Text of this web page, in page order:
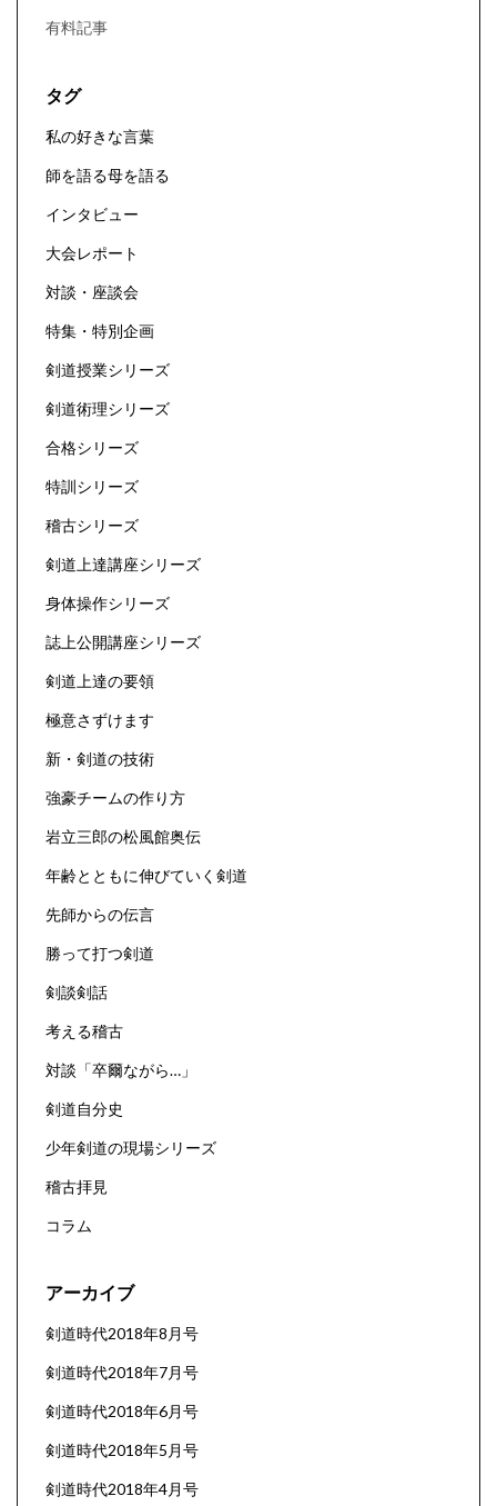
有料記事
タグ
私の好きな言葉
師を語る母を語る
インタビュー
大会レポート
対談・座談会
特集・特別企画
剣道授業シリーズ
剣道術理シリーズ
合格シリーズ
特訓シリーズ
稽古シリーズ
剣道上達講座シリーズ
身体操作シリーズ
誌上公開講座シリーズ
剣道上達の要領
極意さずけます
新・剣道の技術
強豪チームの作り方
岩立三郎の松風館奥伝
年齢とともに伸びていく剣道
先師からの伝言
勝って打つ剣道
剣談剣話
考える稽古
対談「卒爾ながら…」
剣道自分史
少年剣道の現場シリーズ
稽古拝見
コラム
アーカイブ
剣道時代2018年8月号
剣道時代2018年7月号
剣道時代2018年6月号
剣道時代2018年5月号
剣道時代2018年4月号